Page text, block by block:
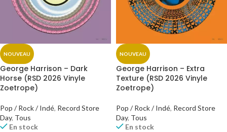
NOUVEAU
George Harrison – Dark
Horse (RSD 2026 Vinyle
Zoetrope)
Pop / Rock / Indé, Record Store
Day, Tous
En stock
NOUVEAU
George Harrison – Extra
Texture (RSD 2026 Vinyle
Zoetrope)
Pop / Rock / Indé, Record Store
Day, Tous
En stock